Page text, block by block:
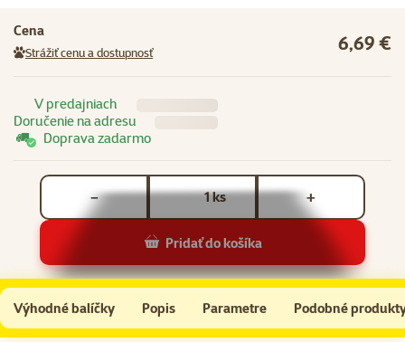
Cena
Strážiť cenu a dostupnosť 6,69 €
V predajniach
Doručenie na adresu
Doprava zadarmo
ks
− +
Pridať do košíka
Vitakraft Menu andulka 1 kg
Do košíka
Výhodné balíčky Popis Parametre Podobné
Na začiatok stránky